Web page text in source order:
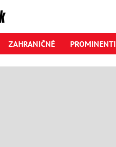
ZAHRANIČNÉ PROMINENTI